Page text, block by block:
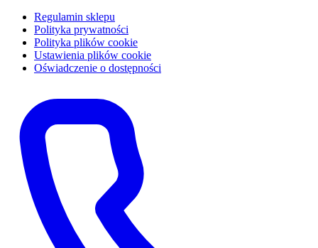
Regulamin sklepu
Polityka prywatności
Polityka plików cookie
Ustawienia plików cookie
Oświadczenie o dostępności